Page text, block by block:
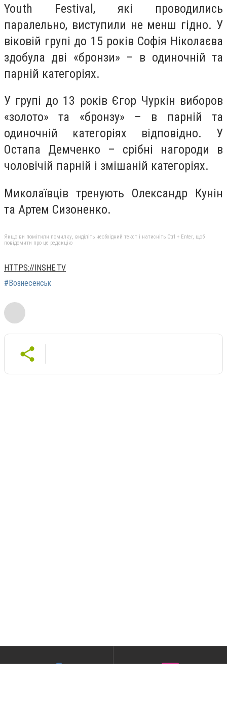
Youth Festival, які проводились
паралельно, виступили не менш гідно. У
віковій групі до 15 років Софія Ніколаєва
здобула дві «бронзи» – в одиночній та
парній категоріях.
У групі до 13 років Єгор Чуркін виборов
«золото» та «бронзу» – в парній та
одиночній категоріях відповідно. У
Остапа Демченко – срібні нагороди в
чоловічій парній і змішаній категоріях.
Миколаївців тренують Олександр Кунін
та Артем Сизоненко.
Якщо ви помітили помилку, виділіть необхідний текст і натисніть Ctrl + Enter, щоб
повідомити про це редакцію
HTTPS://INSHE.TV
#Вознесенськ